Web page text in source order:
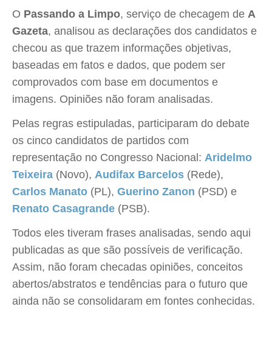
O Passando a Limpo, serviço de checagem de A
Gazeta, analisou as declarações dos candidatos e
checou as que trazem informações objetivas,
baseadas em fatos e dados, que podem ser
comprovados com base em documentos e
imagens. Opiniões não foram analisadas.
Pelas regras estipuladas, participaram do debate
os cinco candidatos de partidos com
representação no Congresso Nacional: Aridelmo
Teixeira (Novo), Audifax Barcelos (Rede),
Carlos Manato (PL), Guerino Zanon (PSD) e
Renato Casagrande (PSB).
Todos eles tiveram frases analisadas, sendo aqui
publicadas as que são possíveis de verificação.
Assim, não foram checadas opiniões, conceitos
abertos/abstratos e tendências para o futuro que
ainda não se consolidaram em fontes conhecidas.